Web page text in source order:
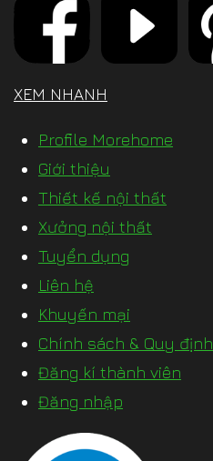
XEM NHANH
Profile Morehome
Giới thiệu
Thiết kế nội thất
Xưởng nội thất
Tuyển dụng
Liên hệ
Khuyến mại
Chính sách & Quy định
Đăng kí thành viên
Đăng nhập